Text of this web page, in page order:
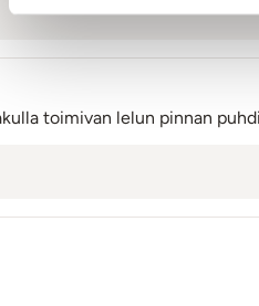
toimivan lelun pinnan